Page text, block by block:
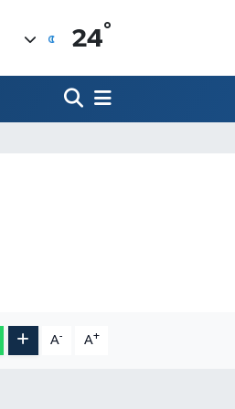
24°
A- A+